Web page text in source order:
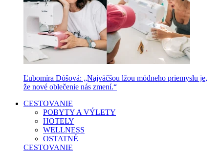
Ľubomíra Dóšová: „Najväčšou lžou módneho priemyslu je,
že nové oblečenie nás zmení.“
CESTOVANIE
POBYTY A VÝLETY
HOTELY
WELLNESS
OSTATNÉ
CESTOVANIE